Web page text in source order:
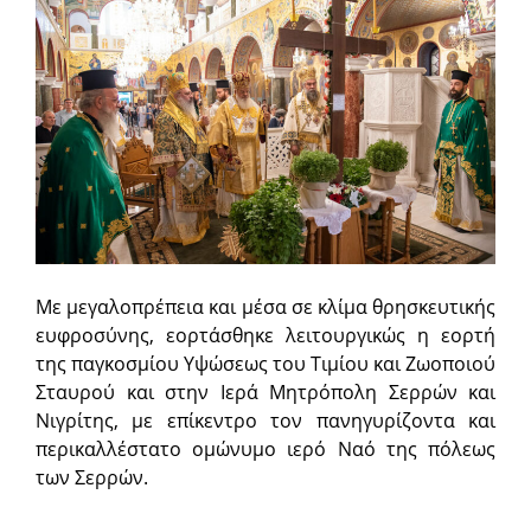
Με μεγαλοπρέπεια και μέσα σε κλίμα θρησκευτικής
ευφροσύνης, εορτάσθηκε λειτουργικώς η εορτή
της παγκοσμίου Υψώσεως του Τιμίου και Ζωοποιού
Σταυρού και στην Ιερά Μητρόπολη Σερρών και
Νιγρίτης, με επίκεντρο τον πανηγυρίζοντα και
περικαλλέστατο ομώνυμο ιερό Ναό της πόλεως
των Σερρών.